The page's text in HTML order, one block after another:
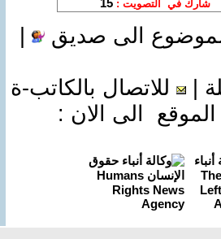
الى صديق
|
للاتصال بالكاتب-ة
الى الان :